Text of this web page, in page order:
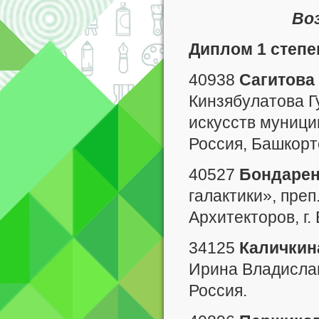
Диплом 1
40938
Кинзябулатова
искусств
Россия,
40527
галактики»,
Архитекторов,
34125
Ирина
Россия.